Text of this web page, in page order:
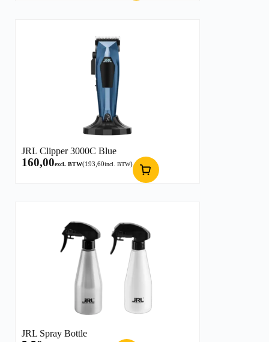
JRL Clipper 3000C Blue
160,00excl. BTW(193,60incl. BTW)
JRL Spray Bottle